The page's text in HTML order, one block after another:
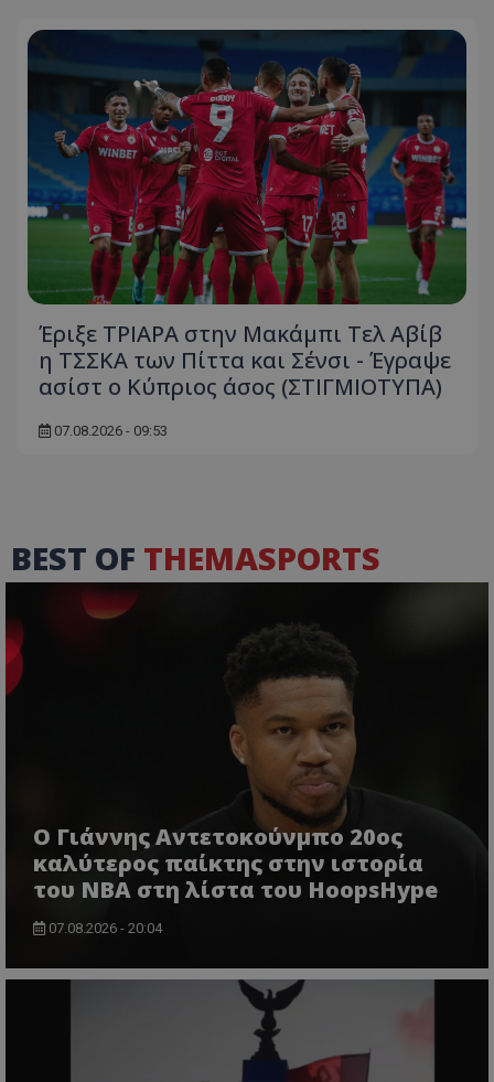
Έριξε ΤΡΙΑΡΑ στην Μακάμπι Τελ Αβίβ
η ΤΣΣΚΑ των Πίττα και Σένσι - Έγραψε
ασίστ ο Κύπριος άσος (ΣΤΙΓΜΙΟΤΥΠΑ)
07.08.2026 - 09:53
BEST OF THEMASPORTS
Ο Γιάννης Αντετοκούνμπο 20ος
καλύτερος παίκτης στην ιστορία
του NBA στη λίστα του HoopsHype
07.08.2026 - 20:04